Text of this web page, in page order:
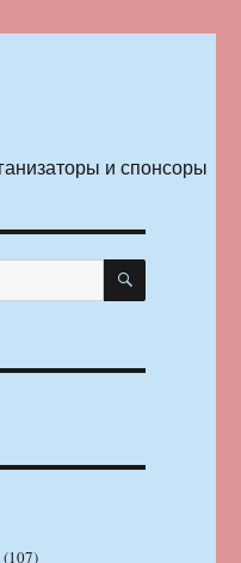
и спонсоры
ПОИСК
(107)